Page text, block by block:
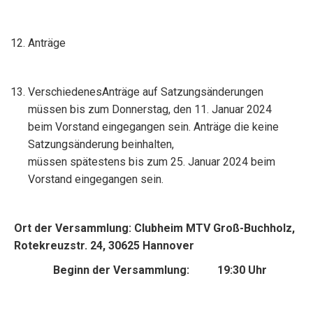
Anträge
VerschiedenesAnträge auf Satzungsänderungen
müssen bis zum Donnerstag, den 11. Januar 2024
beim Vorstand eingegangen sein. Anträge die keine
Satzungsänderung beinhalten,
müssen spätestens bis zum 25. Januar 2024 beim
Vorstand eingegangen sein.
Ort der Versammlung: Clubheim MTV Groß-Buchholz,
Rotekreuzstr. 24, 30625 Hannover
Beginn der Versammlung: 19:30 Uhr